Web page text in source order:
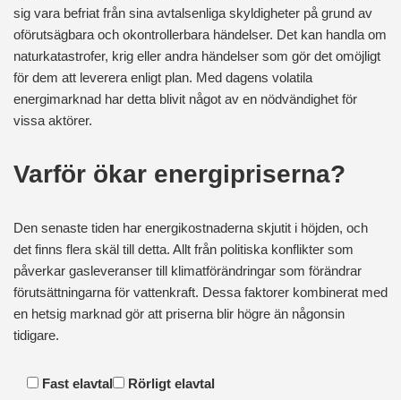
sig vara befriat från sina avtalsenliga skyldigheter på grund av
oförutsägbara och okontrollerbara händelser. Det kan handla om
naturkatastrofer, krig eller andra händelser som gör det omöjligt
för dem att leverera enligt plan. Med dagens volatila
energimarknad har detta blivit något av en nödvändighet för
vissa aktörer.
Varför ökar energipriserna?
Den senaste tiden har energikostnaderna skjutit i höjden, och
det finns flera skäl till detta. Allt från politiska konflikter som
påverkar gasleveranser till klimatförändringar som förändrar
förutsättningarna för vattenkraft. Dessa faktorer kombinerat med
en hetsig marknad gör att priserna blir högre än någonsin
tidigare.
Fast elavtal Rörligt elavtal